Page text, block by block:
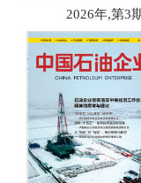
2026年,第3